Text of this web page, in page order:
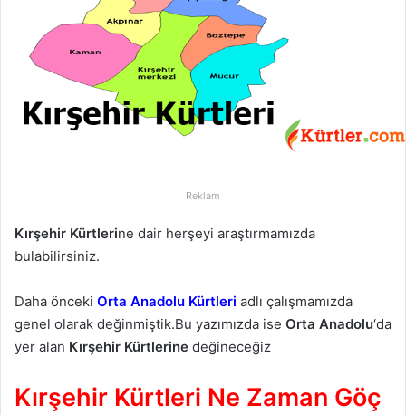
o
t
a
ö
m
e
Reklam
Kırşehir Kürtlerine dair herşeyi araştırmamızda
bulabilirsiniz.
Daha önceki Orta Anadolu Kürtleri adlı çalışmamızda
genel olarak değinmiştik.Bu yazımızda ise Orta Anadolu‘da
yer alan Kırşehir Kürtlerine değineceğiz
Kırşehir Kürtleri Ne Zaman Göç